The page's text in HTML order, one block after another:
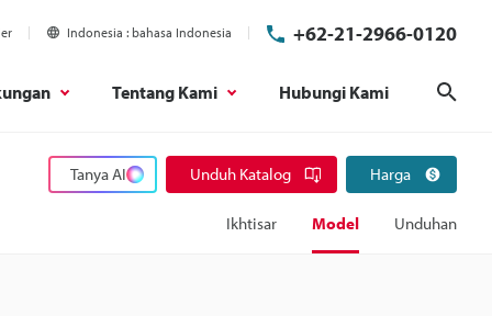
Indonesia bahasa Indonesia +62-21-2966-0120
Tentang Kami Hubungi Kami
Tanya AI Unduh Katalog Harga
Ikhtisar Model Unduhan